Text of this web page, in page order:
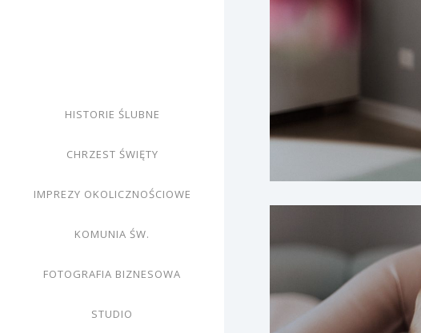
HISTORIE ŚLUBNE
CHRZEST ŚWIĘTY
IMPREZY OKOLICZNOŚCIOWE
KOMUNIA ŚW.
FOTOGRAFIA BIZNESOWA
STUDIO